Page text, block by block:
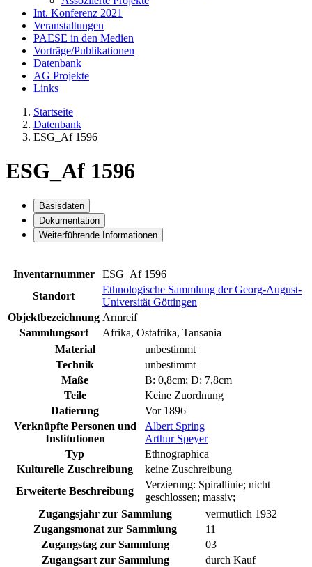
Int. Konferenz 2021
Veranstaltungen
PAESE in den Medien
Vorträge/Publikationen
Datenbank
AG Projekte
Links
Startseite
Datenbank
ESG_Af 1596
ESG_Af 1596
Basisdaten
Dokumentation
Weiterführende Informationen
Inventarnummer
ESG_Af 1596
Standort
Ethnologische Sammlung der Georg-August-
Universität Göttingen
Objektbezeichnung Armreif
Sammlungsort
Afrika, Ostafrika, Tansania
Material
unbestimmt
Technik
unbestimmt
Maße
B: 0,8cm; D: 7,8cm
Teile
Keine Zuordnung
Datierung
Vor 1896
Verknüpfte Personen und
Institutionen
Albert Spring
Arthur Speyer
Typ
Ethnographica
Kulturelle Zuschreibung
keine Zuschreibung
Erweiterte Beschreibung
Verzierung: Spirallinie; nicht
geschlossen; massiv;
Zugangsjahr zur Sammlung
vermutlich 1932
Zugangsmonat zur Sammlung
11
Zugangstag zur Sammlung
03
Zugangsart zur Sammlung
durch Kauf